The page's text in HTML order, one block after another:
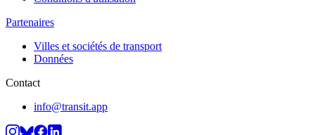
Partenaires
Villes et sociétés de transport
Données
Contact
info@transit.app